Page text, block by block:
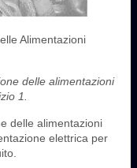
Alimentazioni
delle alimentazioni
‎1.
delle alimentazioni
elettrica per